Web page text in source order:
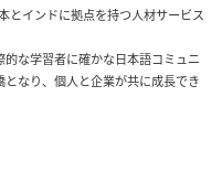
とインドに拠点を持つ人材サービス
な学習者に確かな日本語コミュニ
なり、個人と企業が共に成長でき